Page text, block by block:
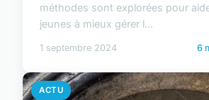
méthodes sont explorées pour
jeunes à mieux gérer l...
1 septembre 2024 6
ACTU